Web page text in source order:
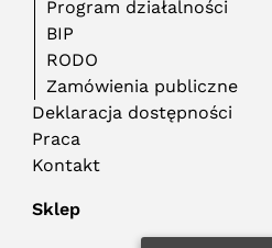
Program działalności
BIP
RODO
Zamówienia publiczne
Deklaracja dostępności
Praca
Kontakt
Sklep